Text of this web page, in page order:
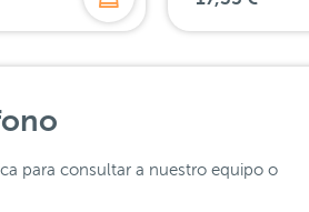
para consultar a nuestro equipo o